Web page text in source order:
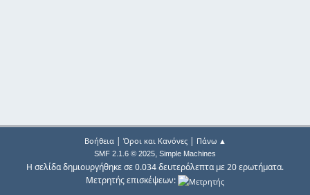
Βοήθεια| Όροι και Κανόνες| Πάνω ▲
SMF 2.1.6 © 2025, Simple Machines
Η σελίδα δημιουργήθηκε σε 0.034 δευτερόλεπτα με 20 ερωτήματα.
Μετρητής επισκέψεων: